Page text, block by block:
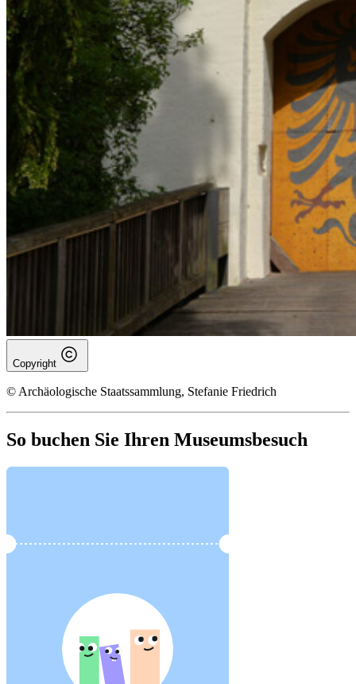
Copyright
© Archäologische Staatssammlung, Stefanie Friedrich
So buchen Sie Ihren Museumsbesuch